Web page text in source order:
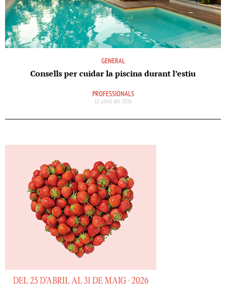
GENERAL
Consells per cuidar la piscina durant l’estiu
PROFESSIONALS
15 juliol del 2026